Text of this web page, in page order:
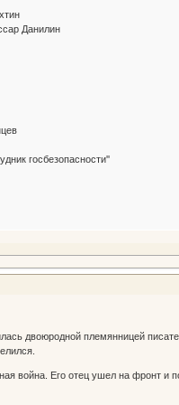
Данилин
госбезопасности''
двоюродной племянницей
война. Его отец ушел на фронт и